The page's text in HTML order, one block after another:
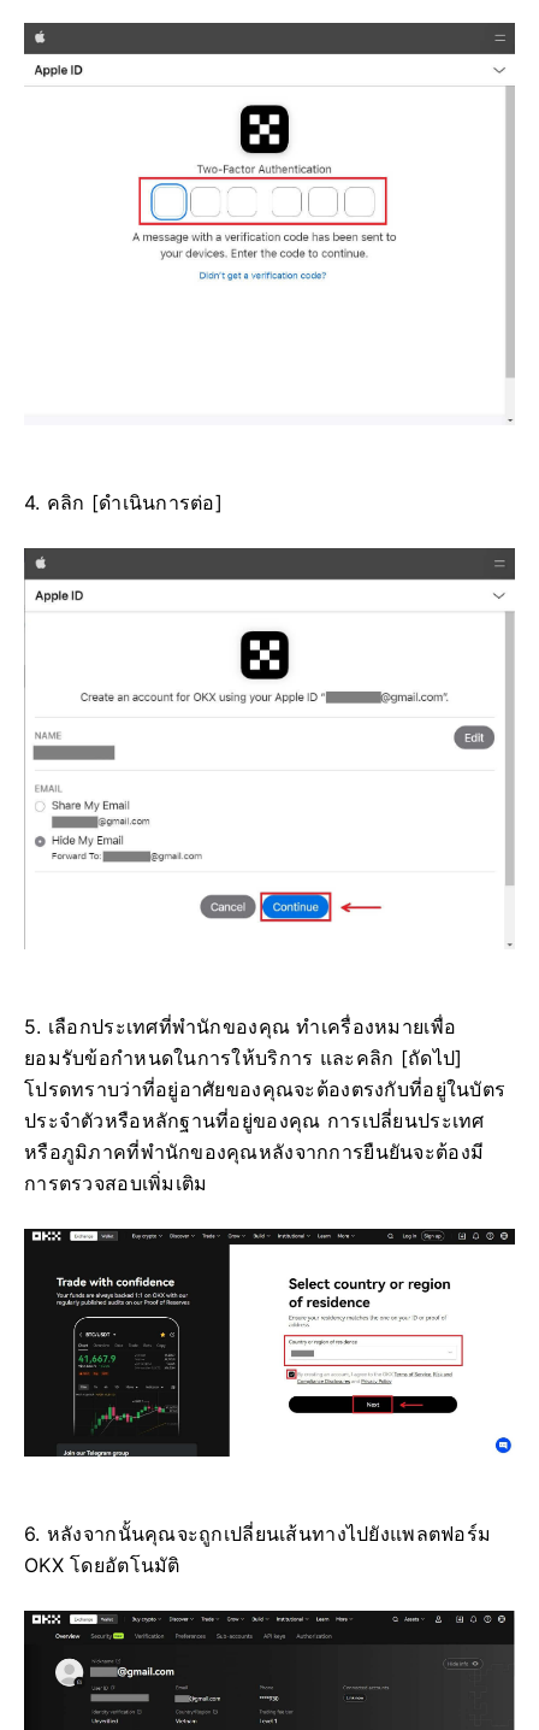
4. คลิก [ดำเนินการต่อ]
5. เลือกประเทศที่พำนักของคุณ ทำเครื่องหมายเพื่อ
ยอมรับข้อกำหนดในการให้บริการ และคลิก [ถัดไป]
โปรดทราบว่าที่อยู่อาศัยของคุณจะต้องตรงกับที่อยู่ในบัตร
ประจำตัวหรือหลักฐานที่อยู่ของคุณ การเปลี่ยนประเทศ
หรือภูมิภาคที่พำนักของคุณหลังจากการยืนยันจะต้องมี
การตรวจสอบเพิ่มเติม
6. หลังจากนั้นคุณจะถูกเปลี่ยนเส้นทางไปยังแพลตฟอร์ม
OKX โดยอัตโนมัติ